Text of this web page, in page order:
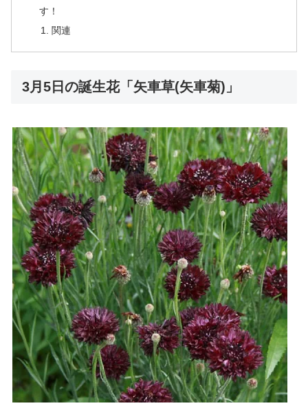
す！
関連
3月5日の誕生花「矢車草(矢車菊)」